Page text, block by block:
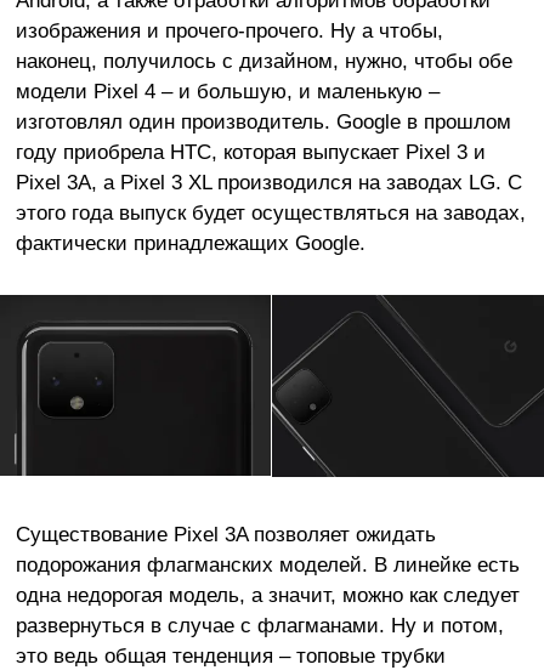
изображения и прочего-прочего. Ну а чтобы,
наконец, получилось с дизайном, нужно, чтобы обе
модели Pixel 4 – и большую, и маленькую –
изготовлял один производитель. Google в прошлом
году приобрела HTC, которая выпускает Pixel 3 и
Pixel 3A, а Pixel 3 XL производился на заводах LG. С
этого года выпуск будет осуществляться на заводах,
фактически принадлежащих Google.
Существование Pixel 3A позволяет ожидать
подорожания флагманских моделей. В линейке есть
одна недорогая модель, а значит, можно как следует
развернуться в случае с флагманами. Ну и потом,
это ведь общая тенденция – топовые трубки